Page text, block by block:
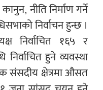
नीति निर्माण गर्ने
निर्वाचन हुन्छ ।
निर्वाचित १६५ र
निर्वाचित हुने व्यवस्था
संसदीय क्षेत्रमा औसत